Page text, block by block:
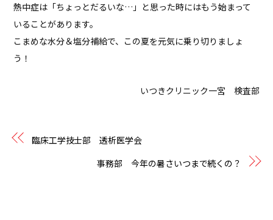
熱中症は「ちょっとだるいな…」と思った時にはもう始まって
いることがあります。
こまめな水分＆塩分補給で、この夏を元気に乗り切りましょ
う！
いつきクリニック一宮 検査部
臨床工学技士部 透析医学会
事務部 今年の暑さいつまで続くの？